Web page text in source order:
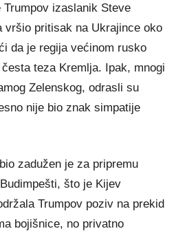
izaslanik Steve
vršio pritisak na Ukrajince oko
da je regija većinom rusko
teza Kremlja. Ipak, mnogi
Zelenskog, odrasli su
nije bio znak simpatije
zadužen je za pripremu
što je Kijev
Trumpov poziv na prekid
bojišnice, no privatno